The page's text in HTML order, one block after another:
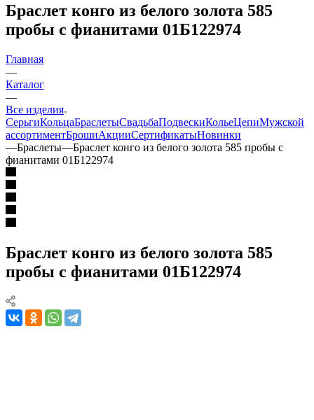
Браслет конго из белого золота 585
пробы с фианитами 01Б122974
Главная
—
Каталог
—
Все изделия
СерьгиКольцаБраслетыСвадьбаПодвескиКольеЦепиМужской
ассортиментБрошиАкцииСертификатыНовинки
—Браслеты—Браслет конго из белого золота 585 пробы с
фианитами 01Б122974
Браслет конго из белого золота 585
пробы с фианитами 01Б122974